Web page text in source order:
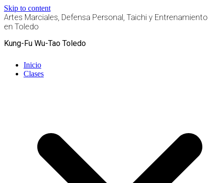
Skip to content
Artes Marciales, Defensa Personal, Taichi y Entrenamiento
en Toledo
Kung-Fu Wu-Tao Toledo
Inicio
Clases